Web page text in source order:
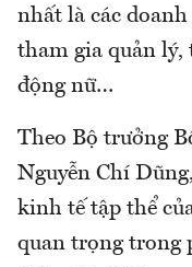
nhất là các
tham gia quản lý,
động nữ…
Theo Bộ trưởng
Nguyễn Chí
kinh tế tập thể
quan trọng trong